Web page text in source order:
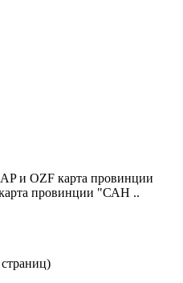
и OZF карта провинции
провинции "САН ..